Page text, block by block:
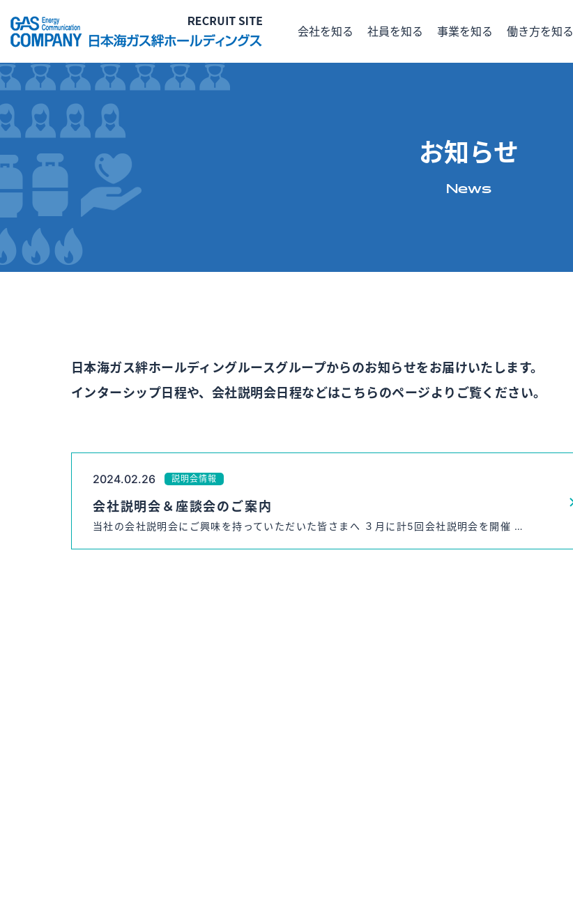
会社を知る
メッセージ
社員を知る 事業を知る 働き⽅を知る
お知らせ
News
日本海ガス絆ホールディングルースグループからのお知らせをお届けいたします。
インターシップ日程や、会社説明会日程などはこちらのページよりご覧ください。
2024.02.26 説明会情報
会社説明会＆座談会のご案内
当社の会社説明会にご興味を持っていただいた皆さまへ ３月に計5回会社説明会を開催 …